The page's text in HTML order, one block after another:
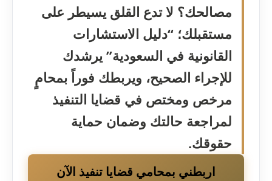
مصالحك؟ لا تدع القلق يسيطر على
مستقبلك؛ “دليل الاستشارات
القانونية في السعودية” يرشدك
للإجراء الصحيح، ويربطك فوراً بمحامٍ
مرخص ومختص في قضايا التنفيذ
لمراجعة حالتك وضمان حماية
حقوقك.
اربطني بمحامي قضايا تنفيذ الآن